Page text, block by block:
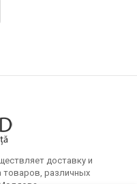
доставку и
товаров, различных